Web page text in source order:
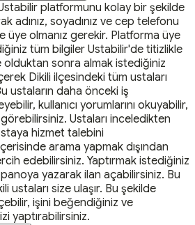
platformunu kolay bir şekilde
adınız, soyadınız ve cep telefonu
üye olmanız gerekir. Platforma üye
tüm bilgiler Ustabilir'de titizlikle
olduktan sonra almak istediğiniz
Dikili ilçesindeki tüm ustaları
ustaların daha önceki iş
kullanıcı yorumlarını okuyabilir,
Ustaları inceledikten
hizmet talebini
arama yapmak dışından
edebilirsiniz. Yaptırmak istediğiniz
yazarak ilan açabilirsiniz. Bu
ustaları size ulaşır. Bu şekilde
işini beğendiğiniz ve
yaptırabilirsiniz.